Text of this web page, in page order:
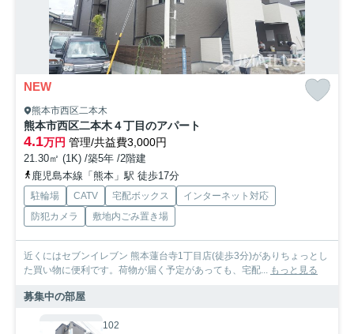
NEW
熊本市西区二本木
熊本市西区二本木４丁目のアパート
4.1万円 管理/共益費3,000円
21.30㎡ (1K) /築5年 /2階建
鹿児島本線「熊本」駅 徒歩17分
駐輪場 CATV 宅配ボックス
インターネット対応
防犯カメラ
敷地内ごみ置き場
近くにはセブンイレブン 熊本蓮台寺1丁目店(徒歩3分)がありちょっとし
た買い物に便利です。荷物が届く予定があっても、宅配... もっと見る
募集中の部屋
102